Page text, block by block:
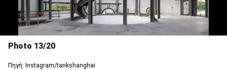
Photo 13/20
Πηγή: Instagram/tankshanghai